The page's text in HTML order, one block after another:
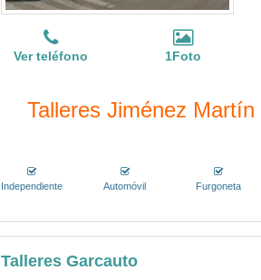
Ver teléfono 1Foto
Talleres Jiménez
Independiente Automóvil Furgoneta
Talleres Garcauto